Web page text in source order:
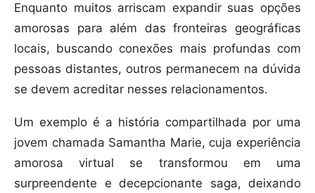
Enquanto muitos arriscam expandir suas opções
amorosas para além das fronteiras geográficas
locais, buscando conexões mais profundas com
pessoas distantes, outros permanecem na dúvida
se devem acreditar nesses relacionamentos.
Um exemplo é a história compartilhada por uma
jovem chamada Samantha Marie, cuja experiência
amorosa virtual se transformou em uma
surpreendente e decepcionante saga, deixando